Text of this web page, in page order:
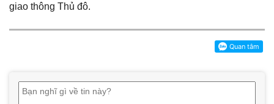
giao thông Thủ đô.